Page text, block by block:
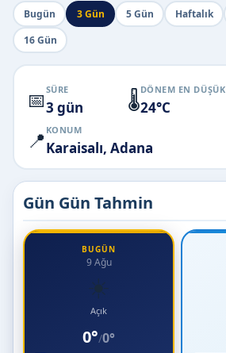
Bugün 3 Gün 5 Gün Haftalık
16 Gün
📅 SÜRE
3 gün 🌡️DÖNEM EN DÜŞÜK
24°C
📍 KONUM
Karaisalı, Adana
Gün Gün Tahmin
BUGÜN
9 Ağu
☀️
Açık
0°/0°